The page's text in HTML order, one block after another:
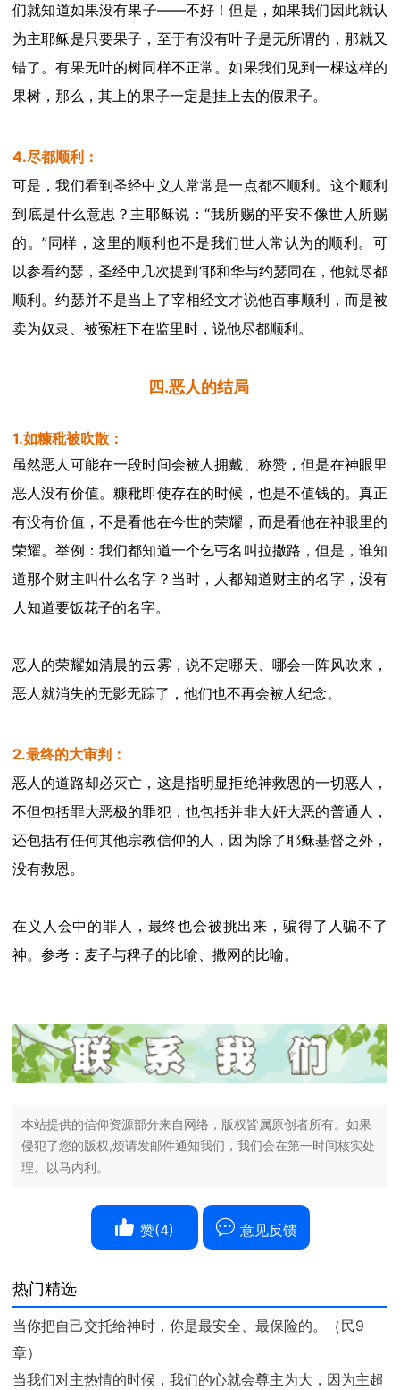
们就知道如果没有果子——不好！但是，如果我们因此就认
为主耶稣是只要果子，至于有没有叶子是无所谓的，那就又
错了。有果无叶的树同样不正常。如果我们见到一棵这样的
果树，那么，其上的果子一定是挂上去的假果子。
4.尽都顺利：
可是，我们看到圣经中义人常常是一点都不顺利。这个顺利
到底是什么意思？主耶稣说：“我所赐的平安不像世人所赐
的。”同样，这里的顺利也不是我们世人常认为的顺利。可
以参看约瑟，圣经中几次提到‘耶和华与约瑟同在，他就尽都
顺利。约瑟并不是当上了宰相经文才说他百事顺利，而是被
卖为奴隶、被冤枉下在监里时，说他尽都顺利。
四.恶人的结局
1.如糠秕被吹散：
虽然恶人可能在一段时间会被人拥戴、称赞，但是在神眼里
恶人没有价值。糠秕即使存在的时候，也是不值钱的。真正
有没有价值，不是看他在今世的荣耀，而是看他在神眼里的
荣耀。举例：我们都知道一个乞丐名叫拉撒路，但是，谁知
道那个财主叫什么名字？当时，人都知道财主的名字，没有
人知道要饭花子的名字。
恶人的荣耀如清晨的云雾，说不定哪天、哪会一阵风吹来，
恶人就消失的无影无踪了，他们也不再会被人纪念。
2.最终的大审判：
恶人的道路却必灭亡，这是指明显拒绝神救恩的一切恶人，
不但包括罪大恶极的罪犯，也包括并非大奸大恶的普通人，
还包括有任何其他宗教信仰的人，因为除了耶稣基督之外，
没有救恩。
在义人会中的罪人，最终也会被挑出来，骗得了人骗不了
神。参考：麦子与稗子的比喻、撒网的比喻。
本站提供的信仰资源部分来自网络，版权皆属原创者所有。如果
侵犯了您的版权,烦请发邮件通知我们，我们会在第一时间核实处
理。以马内利。
赞(4) 意见反馈
热门精选
当你把自己交托给神时，你是最安全、最保险的。（民9
章）
当我们对主热情的时候，我们的心就会尊主为大，因为主超